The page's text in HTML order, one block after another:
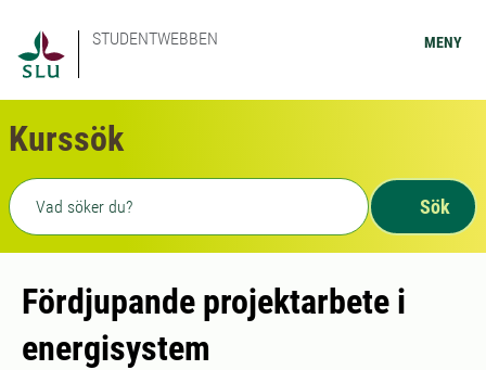
STUDENTWEBBEN MENY
Kurssök
Fritext sökning
Sök
Fördjupande projektarbete i
energisystem